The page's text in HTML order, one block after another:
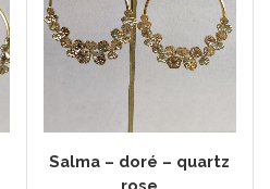
Salma – doré – quartz